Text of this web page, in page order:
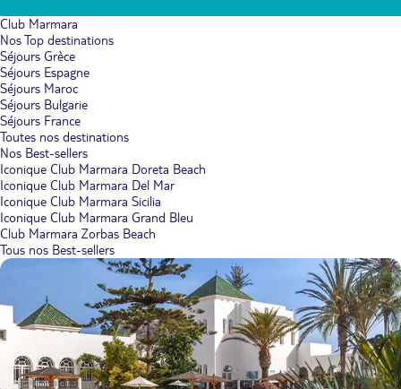
Club Marmara
Nos Top destinations
Séjours Grèce
Séjours Espagne
Séjours Maroc
Séjours Bulgarie
Séjours France
Toutes nos destinations
Nos Best-sellers
Iconique Club Marmara Doreta Beach
Iconique Club Marmara Del Mar
Iconique Club Marmara Sicilia
Iconique Club Marmara Grand Bleu
Club Marmara Zorbas Beach
Tous nos Best-sellers